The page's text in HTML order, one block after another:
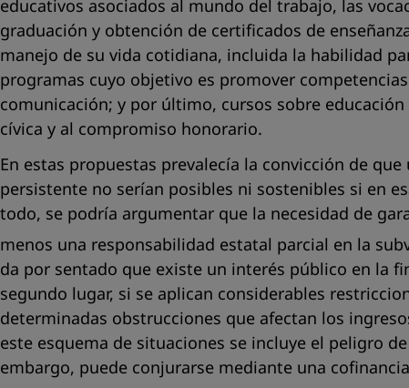
educativos asociados al mundo del trabajo, las
graduación y obtención de certificados de
manejo de su vida cotidiana, incluida la habilidad
programas cuyo objetivo es promover
comunicación; y por último, cursos sobre
cívica y al compromiso honorario.
En estas propuestas prevalecía la convicción de
persistente no serían posibles ni sostenibles si en
todo, se podría argumentar que la necesidad de
menos una responsabilidad estatal parcial en la
da por sentado que existe un interés público en la
segundo lugar, si se aplican considerables
determinadas obstrucciones que afectan los
este esquema de situaciones se incluye el peligro
embargo, puede conjurarse mediante una